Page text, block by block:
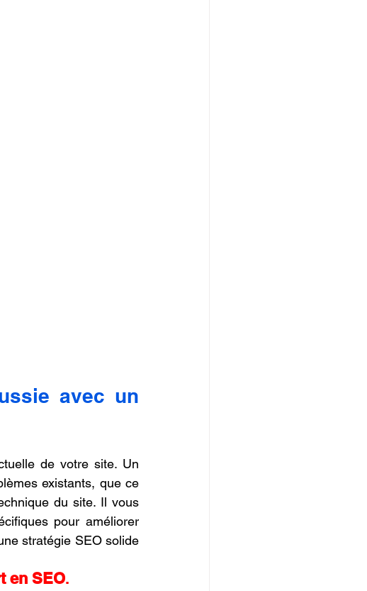
existants, que ce
du site. Il vous
pour améliorer
stratégie SEO solide
en SEO.